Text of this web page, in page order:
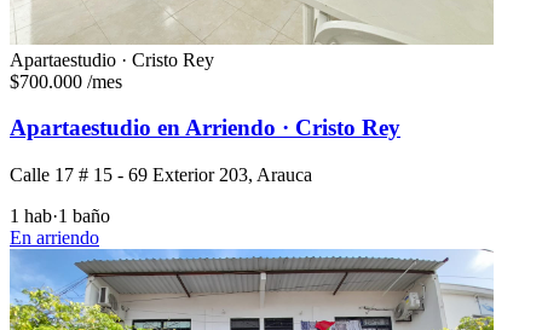
Apartaestudio · Cristo Rey
$700.000 /mes
Apartaestudio en Arriendo · Cristo Rey
Calle 17 # 15 - 69 Exterior 203, Arauca
1 hab·1 baño
En arriendo